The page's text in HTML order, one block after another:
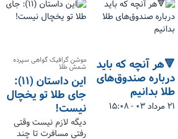
🔻هر آنچه که باید
درباره صندوق‌های
طلا بدانیم
۲۱ مرداد ۰۳ - ۱۵:۰۸
موشن گرافیک گواهی سپرده
شمش طلا
این داستان (۱۱):
جای طلا تو یخچال
نیست!
دیگه لازم نیست وقتی
رفتی مسافرت تا چند